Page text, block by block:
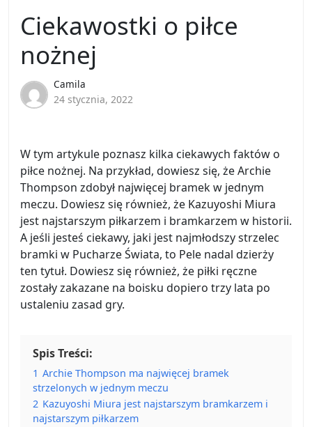
Ciekawostki o piłce
nożnej
Camila
24 stycznia, 2022
W tym artykule poznasz kilka ciekawych faktów o
piłce nożnej. Na przykład, dowiesz się, że Archie
Thompson zdobył najwięcej bramek w jednym
meczu. Dowiesz się również, że Kazuyoshi Miura
jest najstarszym piłkarzem i bramkarzem w historii.
A jeśli jesteś ciekawy, jaki jest najmłodszy strzelec
bramki w Pucharze Świata, to Pele nadal dzierży
ten tytuł. Dowiesz się również, że piłki ręczne
zostały zakazane na boisku dopiero trzy lata po
ustaleniu zasad gry.
Spis Treści:
1 Archie Thompson ma najwięcej bramek
strzelonych w jednym meczu
2 Kazuyoshi Miura jest najstarszym bramkarzem i
najstarszym piłkarzem